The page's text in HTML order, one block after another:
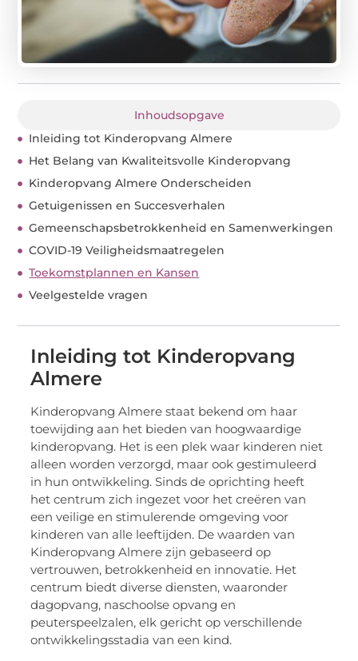
Inhoudsopgave
Inleiding tot Kinderopvang Almere
Het Belang van Kwaliteitsvolle Kinderopvang
Kinderopvang Almere Onderscheiden
Getuigenissen en Succesverhalen
Gemeenschapsbetrokkenheid en Samenwerkingen
COVID-19 Veiligheidsmaatregelen
Toekomstplannen en Kansen
Veelgestelde vragen
Inleiding tot Kinderopvang
Almere
Kinderopvang Almere staat bekend om haar
toewijding aan het bieden van hoogwaardige
kinderopvang. Het is een plek waar kinderen niet
alleen worden verzorgd, maar ook gestimuleerd
in hun ontwikkeling. Sinds de oprichting heeft
het centrum zich ingezet voor het creëren van
een veilige en stimulerende omgeving voor
kinderen van alle leeftijden. De waarden van
Kinderopvang Almere zijn gebaseerd op
vertrouwen, betrokkenheid en innovatie. Het
centrum biedt diverse diensten, waaronder
dagopvang, naschoolse opvang en
peuterspeelzalen, elk gericht op verschillende
ontwikkelingsstadia van een kind.